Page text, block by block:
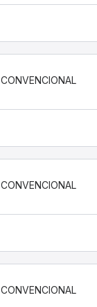
CONVENCIONAL
CONVENCIONAL
CONVENCIONAL